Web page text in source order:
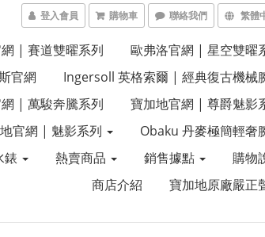
登入會員 購物車 聯絡我們 繁體
| 賽道雙曜系列
歐弗洛官網 | 星空雙曜
官網
Ingersoll 英格索爾 | 經典復古機械
| 萬駿奔騰系列
寶加地官網 | 尊爵魅影
官網 | 魅影系列
Obaku 丹麥極簡輕奢
錶 熱賣商品 銷售據點
購物
商店介紹
寶加地原廠嚴正